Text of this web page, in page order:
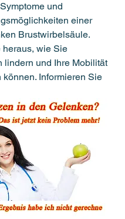
und
einer
Brustwirbelsäule.
heraus, wie Sie
lindern und Ihre Mobilität
können. Informieren Sie